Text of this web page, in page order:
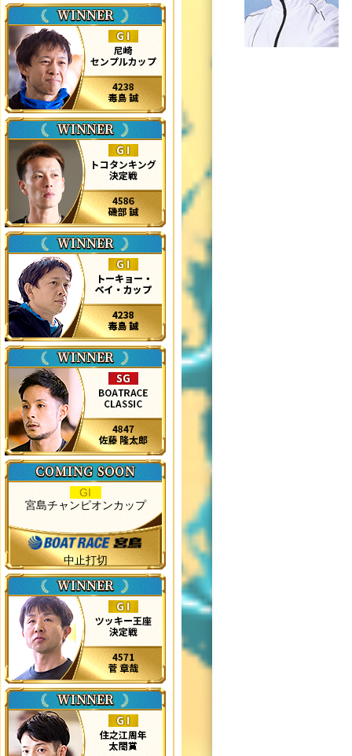
GI
宮島チャンピオンカップ
中止打切